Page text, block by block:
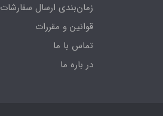
زمان‌بندی ارسال سفارشات
قوانین و مقررات
تماس با ما
در باره ما